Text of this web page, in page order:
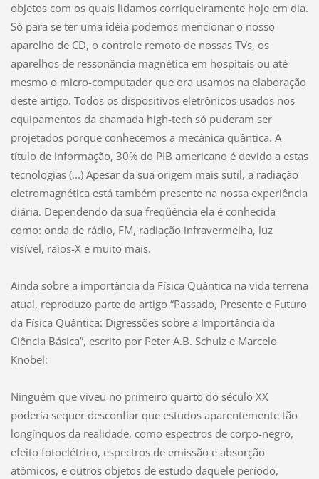
objetos com os quais lidamos corriqueiramente hoje em dia.
Só para se ter uma idéia podemos mencionar o nosso
aparelho de CD, o controle remoto de nossas TVs, os
aparelhos de ressonância magnética em hospitais ou até
mesmo o micro-computador que ora usamos na elaboração
deste artigo. Todos os dispositivos eletrônicos usados nos
equipamentos da chamada high-tech só puderam ser
projetados porque conhecemos a mecânica quântica. A
título de informação, 30% do PIB americano é devido a estas
tecnologias (...) Apesar da sua origem mais sutil, a radiação
eletromagnética está também presente na nossa experiência
diária. Dependendo da sua freqüência ela é conhecida
como: onda de rádio, FM, radiação infravermelha, luz
visível, raios-X e muito mais.
Ainda sobre a importância da Física Quântica na vida terrena
atual, reproduzo parte do artigo “Passado, Presente e Futuro
da Física Quântica: Digressões sobre a Importância da
Ciência Básica”, escrito por Peter A.B. Schulz e Marcelo
Knobel:
Ninguém que viveu no primeiro quarto do século XX
poderia sequer desconfiar que estudos aparentemente tão
longínquos da realidade, como espectros de corpo-negro,
efeito fotoelétrico, espectros de emissão e absorção
atômicos, e outros objetos de estudo daquele período,